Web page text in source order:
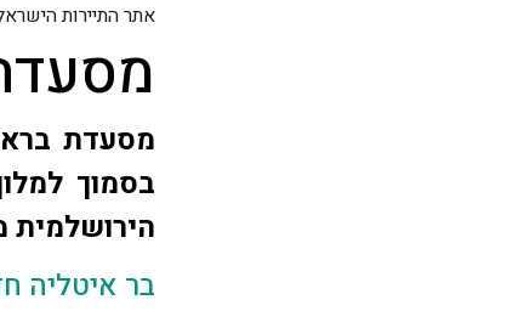
אתר התיירות
מסעדת
בסמוך
הירושלמית
בר איטליה